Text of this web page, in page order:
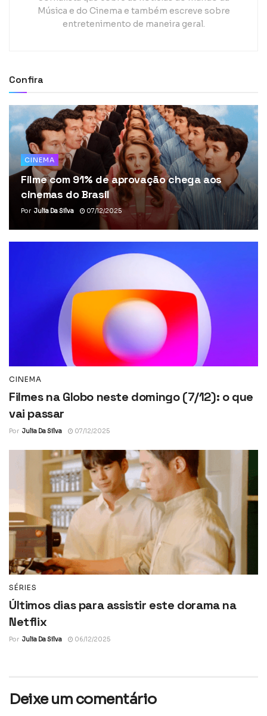
Música e do Cinema e também escreve sobre
entretenimento de maneira geral.
Confira
CINEMA
Filme com 91% de aprovação chega aos
cinemas do Brasil
Por Julia Da Silva 07/12/2025
CINEMA
Filmes na Globo neste domingo (7/12): o que
vai passar
Por Julia Da Silva 07/12/2025
SÉRIES
Últimos dias para assistir este dorama na
Netflix
Por Julia Da Silva 06/12/2025
Deixe um comentário